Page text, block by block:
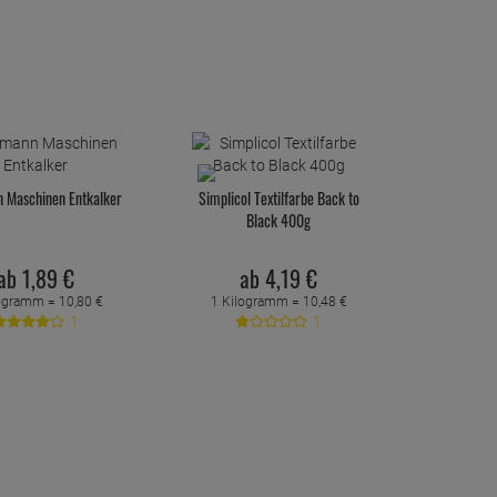
Maschinen Entkalker
1,89 €
= 10,80 €
1
Simplicol Textilfarbe Back to
Black 400g
ab 4,19 €
1 Kilogramm = 10,48 €
1